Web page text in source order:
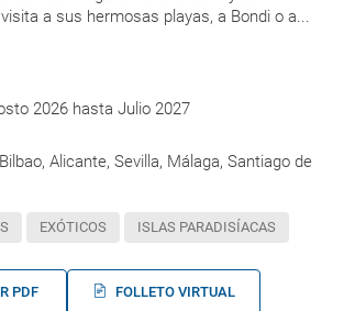
a sus hermosas playas, a Bondi o a...
2026 hasta Julio 2027
Alicante, Sevilla, Málaga, Santiago de
EXÓTICOS ISLAS PARADISÍACAS
PDF FOLLETO VIRTUAL